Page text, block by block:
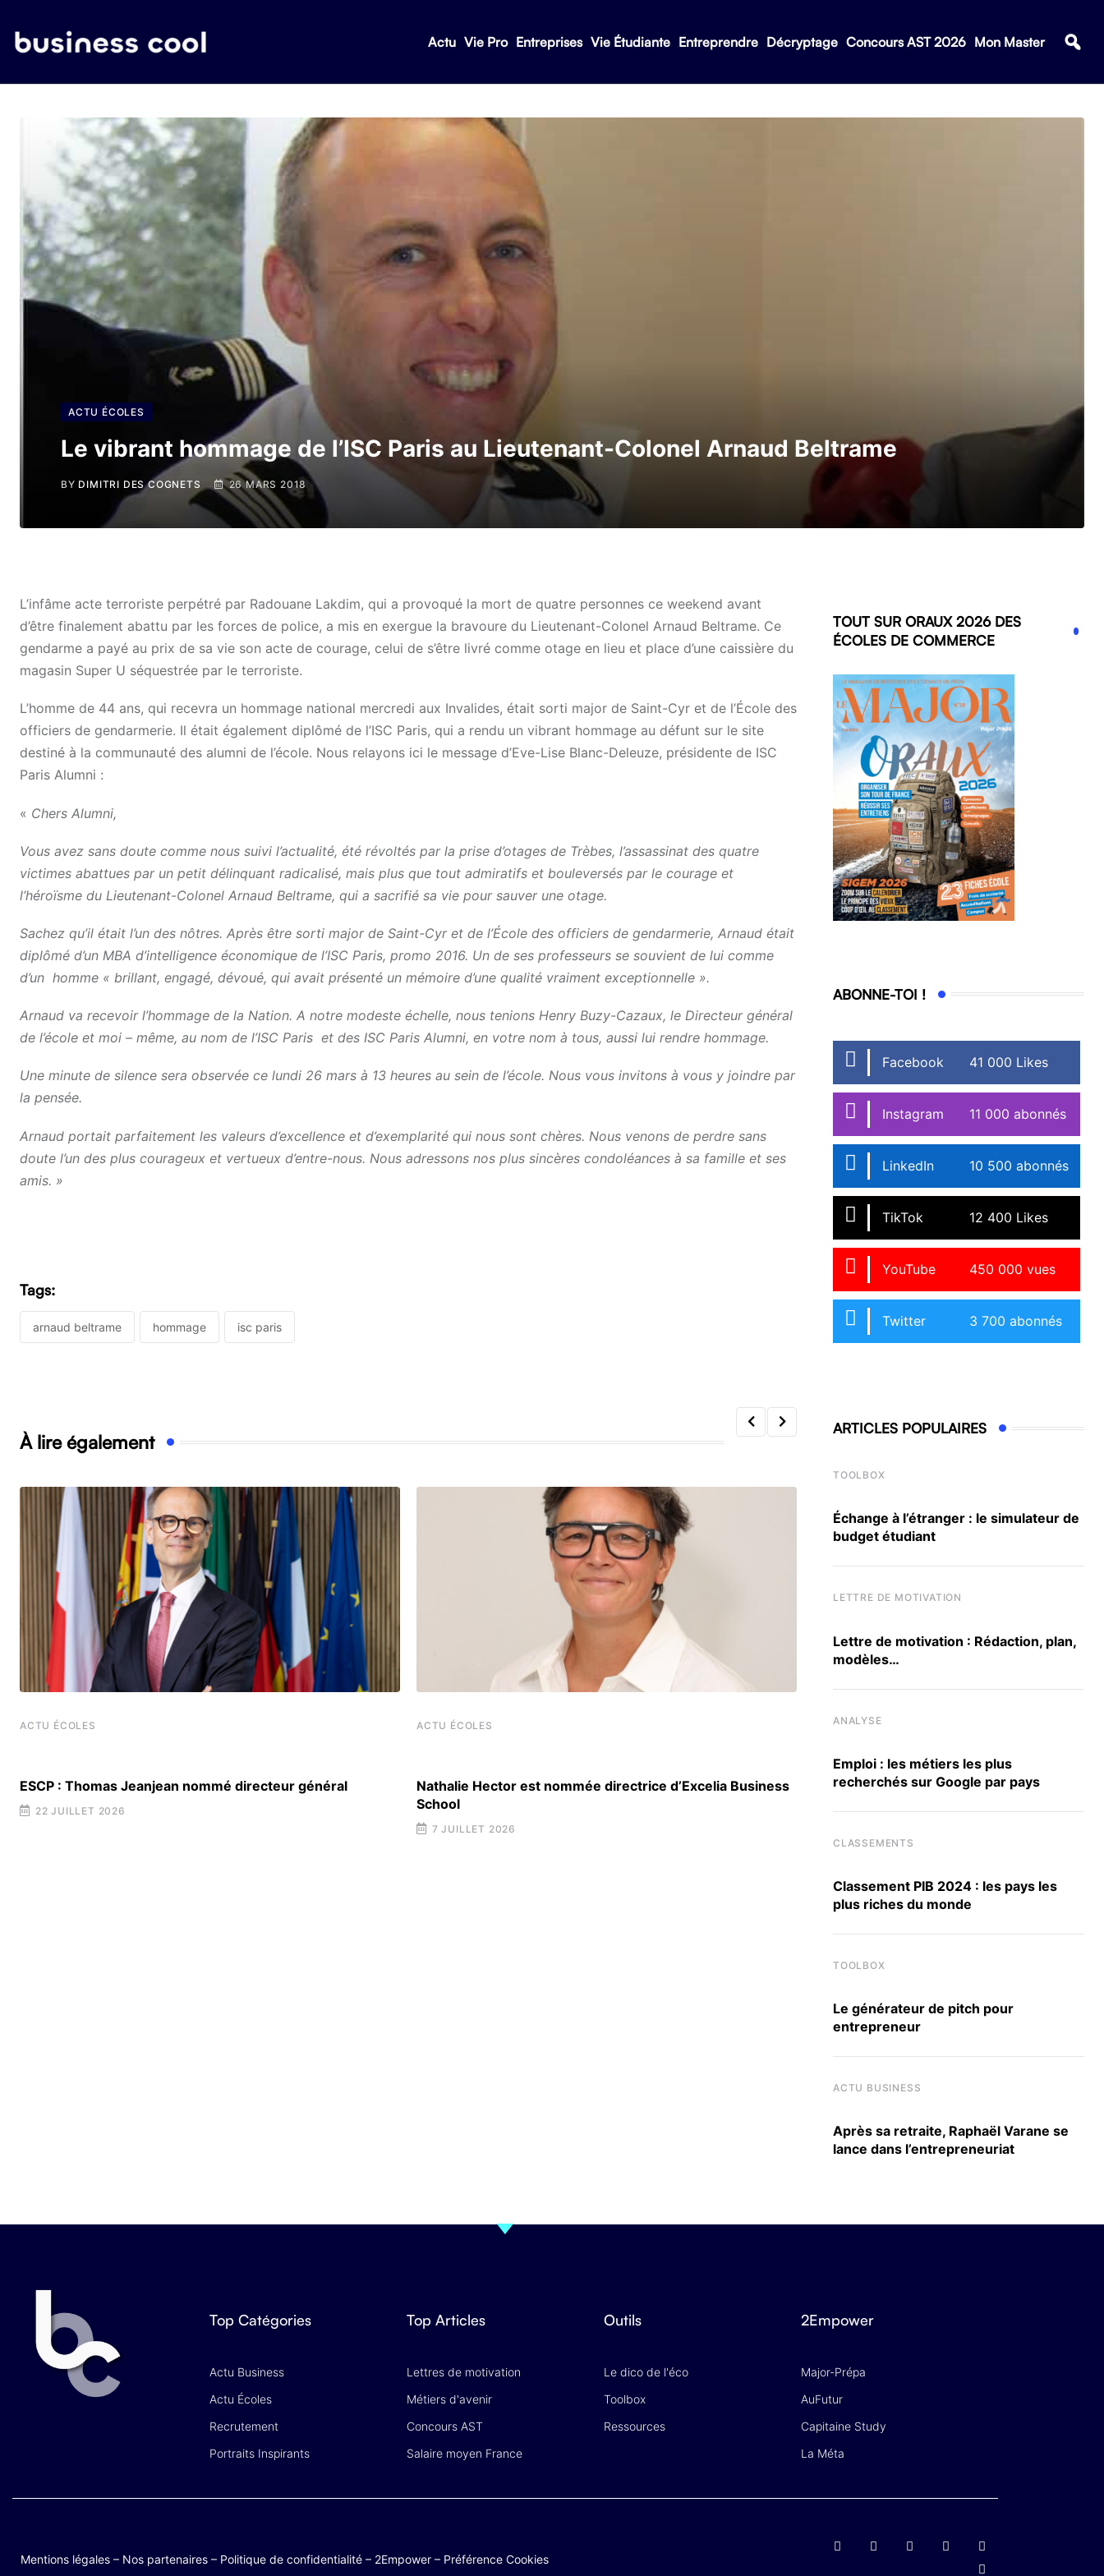
Actu Vie Pro Entreprises Vie Étudiante Entreprendre Décryptage Concours AST 2026 Mon Master
ACTU ÉCOLES
Le vibrant hommage de l’ISC Paris au Lieutenant-Colonel Arnaud Beltrame
BY DIMITRI DES COGNETS 26 MARS 2018
L’infâme acte terroriste perpétré par Radouane Lakdim, qui a provoqué la mort de quatre personnes ce weekend avant
d’être finalement abattu par les forces de police, a mis en exergue la bravoure du Lieutenant-Colonel Arnaud Beltrame. Ce
gendarme a payé au prix de sa vie son acte de courage, celui de s’être livré comme otage en lieu et place d’une caissière du
magasin Super U séquestrée par le terroriste.
L’homme de 44 ans, qui recevra un hommage national mercredi aux Invalides, était sorti major de Saint-Cyr et de l’École des
officiers de gendarmerie. Il était également diplômé de l’ISC Paris, qui a rendu un vibrant hommage au défunt sur le site
destiné à la communauté des alumni de l’école. Nous relayons ici le message d’Eve-Lise Blanc-Deleuze, présidente de ISC
Paris Alumni :
« Chers Alumni,
Vous avez sans doute comme nous suivi l’actualité, été révoltés par la prise d’otages de Trèbes, l’assassinat des quatre
victimes abattues par un petit délinquant radicalisé, mais plus que tout admiratifs et bouleversés par le courage et
l’héroïsme du Lieutenant-Colonel Arnaud Beltrame, qui a sacrifié sa vie pour sauver une otage.
Sachez qu’il était l’un des nôtres. Après être sorti major de Saint-Cyr et de l’École des officiers de gendarmerie, Arnaud était
diplômé d’un MBA d’intelligence économique de l’ISC Paris, promo 2016. Un de ses professeurs se souvient de lui comme
d’un homme « brillant, engagé, dévoué, qui avait présenté un mémoire d’une qualité vraiment exceptionnelle ».
Arnaud va recevoir l’hommage de la Nation. A notre modeste échelle, nous tenions Henry Buzy-Cazaux, le Directeur général
de l’école et moi – même, au nom de l’ISC Paris et des ISC Paris Alumni, en votre nom à tous, aussi lui rendre hommage.
Une minute de silence sera observée ce lundi 26 mars à 13 heures au sein de l’école. Nous vous invitons à vous y joindre par
la pensée.
Arnaud portait parfaitement les valeurs d’excellence et d’exemplarité qui nous sont chères. Nous venons de perdre sans
doute l’un des plus courageux et vertueux d’entre-nous. Nous adressons nos plus sincères condoléances à sa famille et ses
amis. »
Tags:
arnaud beltrame hommage isc paris
À lire également
ACTU ÉCOLES
ESCP : Thomas Jeanjean nommé directeur général
22 JUILLET 2026
ACTU ÉCOLES
Nathalie Hector est nommée directrice d’Excelia Business
School
7 JUILLET 2026
ACTU ÉCOLES
Berkeley, Harvard, UCLA : SKEMA signe 30
TOUT SUR ORAUX 2026 DES
ÉCOLES DE COMMERCE
ABONNE-TOI !
Facebook 41 000 Likes
Instagram 11 000 abonnés
LinkedIn 10 500 abonnés
TikTok 12 400 Likes
YouTube 450 000 vues
Twitter 3 700 abonnés
ARTICLES POPULAIRES
TOOLBOX
Échange à l’étranger : le simulateur de
budget étudiant
LETTRE DE MOTIVATION
Lettre de motivation : Rédaction, plan,
modèles…
ANALYSE
Emploi : les métiers les plus
recherchés sur Google par pays
CLASSEMENTS
Classement PIB 2024 : les pays les
plus riches du monde
TOOLBOX
Le générateur de pitch pour
entrepreneur
ACTU BUSINESS
Après sa retraite, Raphaël Varane se
lance dans l’entrepreneuriat
Top Catégories
Actu Business
Actu Écoles
Recrutement
Portraits Inspirants
Top Articles
Lettres de motivation
Métiers d'avenir
Concours AST
Salaire moyen France
Outils
Le dico de l'éco
Toolbox
Ressources
2Empower
Major-Prépa
AuFutur
Capitaine Study
La Méta
Mentions légales – Nos partenaires – Politique de confidentialité – 2Empower – Préférence Cookies